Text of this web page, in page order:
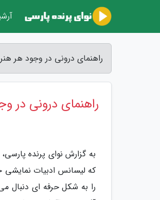
راهنمای درونی در وجود هر
راهنمای درونی در
به گزارش نوای پرنده
که لیسانس ادبیات نمایشی
را به شکل حرفه ای دنبال